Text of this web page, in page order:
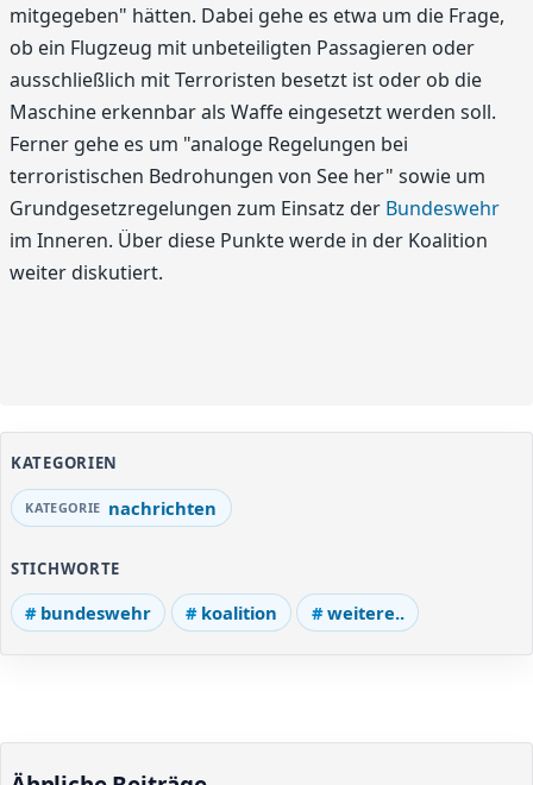
mitgegeben" hätten. Dabei gehe es etwa um die Frage,
ob ein Flugzeug mit unbeteiligten Passagieren oder
ausschließlich mit Terroristen besetzt ist oder ob die
Maschine erkennbar als Waffe eingesetzt werden soll.
Ferner gehe es um "analoge Regelungen bei
terroristischen Bedrohungen von See her" sowie um
Grundgesetzregelungen zum Einsatz der Bundeswehr
im Inneren. Über diese Punkte werde in der Koalition
weiter diskutiert.
KATEGORIEN
nachrichten
STICHWORTE
bundeswehr koalition weitere..